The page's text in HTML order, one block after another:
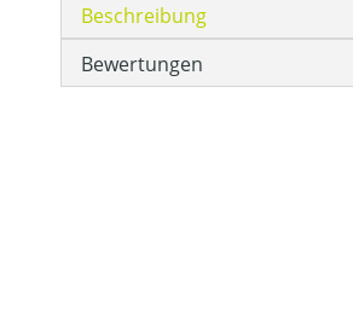
Beschreibung
Bewertungen